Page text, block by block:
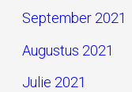
September 2021
Augustus 2021
Julie 2021